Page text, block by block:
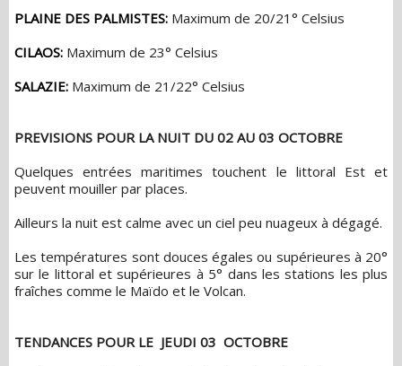
PLAINE DES PALMISTES: Maximum de 20/21° Celsius
CILAOS: Maximum de 23° Celsius
SALAZIE: Maximum de 21/22° Celsius
PREVISIONS POUR LA NUIT DU 02 AU 03 OCTOBRE
Quelques entrées maritimes touchent le littoral Est et
peuvent mouiller par places.
Ailleurs la nuit est calme avec un ciel peu nuageux à dégagé.
Les températures sont douces égales ou supérieures à 20°
sur le littoral et supérieures à 5° dans les stations les plus
fraîches comme le Maïdo et le Volcan.
TENDANCES POUR LE JEUDI 03 OCTOBRE